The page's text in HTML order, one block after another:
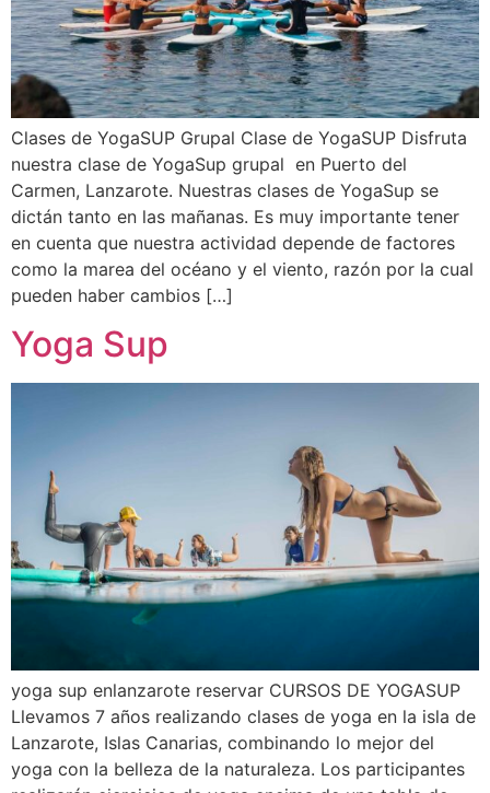
Clases de YogaSUP Grupal Clase de YogaSUP Disfruta
nuestra clase de YogaSup grupal en Puerto del
Carmen, Lanzarote. Nuestras clases de YogaSup se
dictán tanto en las mañanas. Es muy importante tener
en cuenta que nuestra actividad depende de factores
como la marea del océano y el viento, razón por la cual
pueden haber cambios […]
Yoga Sup
yoga sup enlanzarote reservar CURSOS DE YOGASUP
Llevamos 7 años realizando clases de yoga en la isla de
Lanzarote, Islas Canarias, combinando lo mejor del
yoga con la belleza de la naturaleza. Los participantes